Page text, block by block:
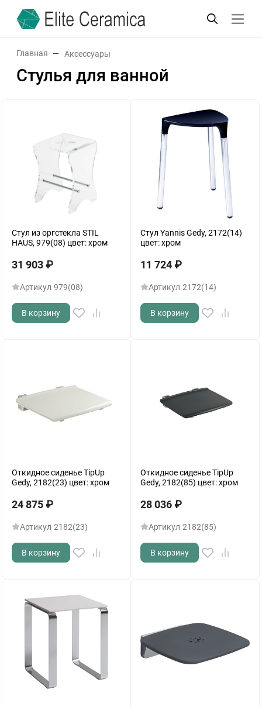
Главная Аксессуары
Стулья для ванной
Стул из оргстекла STIL
HAUS, 979(08) цвет: хром
31 903 ₽
Артикул 979(08)
В корзину
Стул Yannis Gedy, 2172(14)
цвет: хром
11 724 ₽
Артикул 2172(14)
В корзину
Откидное сиденье TipUp
Gedy, 2182(23) цвет: хром
24 875 ₽
Артикул 2182(23)
В корзину
Откидное сиденье TipUp
Gedy, 2182(85) цвет: хром
28 036 ₽
Артикул 2182(85)
В корзину